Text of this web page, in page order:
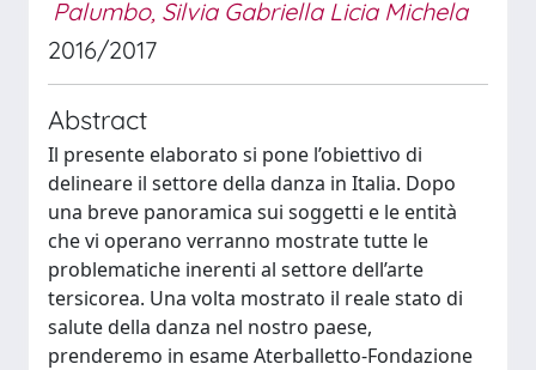
Palumbo, Silvia Gabriella Licia Michela
2016/2017
Abstract
Il presente elaborato si pone l’obiettivo di
delineare il settore della danza in Italia. Dopo
una breve panoramica sui soggetti e le entità
che vi operano verranno mostrate tutte le
problematiche inerenti al settore dell’arte
tersicorea. Una volta mostrato il reale stato di
salute della danza nel nostro paese,
prenderemo in esame Aterballetto-Fondazione